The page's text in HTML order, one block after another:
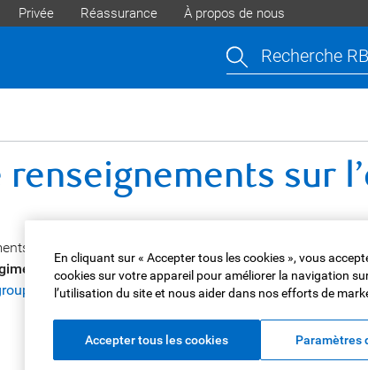
Privée Réassurance À propos de nous
Recherche
renseignements sur
de base sur vos besoins d’assurance. L’un de nos
d’assurance collective de RBC Assurances et que
ou composer le1 855
En cliquant sur « Accepter tous les cookies », vous
cookies sur votre appareil pour améliorer la navigation
l’utilisation du site et nous aider dans nos efforts de
Accepter tous les cookies Paramètres